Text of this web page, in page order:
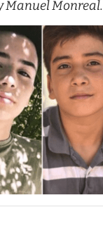
Manuel Monreal.